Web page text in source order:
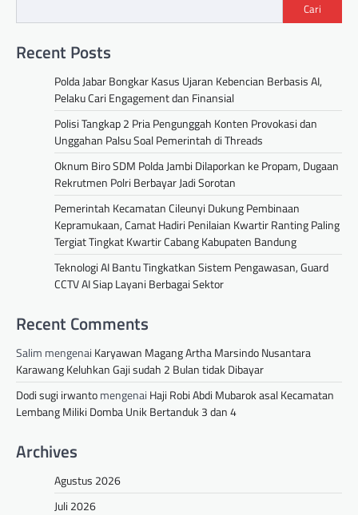
Cari
Recent Posts
Polda Jabar Bongkar Kasus Ujaran Kebencian Berbasis AI,
Pelaku Cari Engagement dan Finansial
Polisi Tangkap 2 Pria Pengunggah Konten Provokasi dan
Unggahan Palsu Soal Pemerintah di Threads
Oknum Biro SDM Polda Jambi Dilaporkan ke Propam, Dugaan
Rekrutmen Polri Berbayar Jadi Sorotan
Pemerintah Kecamatan Cileunyi Dukung Pembinaan
Kepramukaan, Camat Hadiri Penilaian Kwartir Ranting Paling
Tergiat Tingkat Kwartir Cabang Kabupaten Bandung
Teknologi AI Bantu Tingkatkan Sistem Pengawasan, Guard
CCTV AI Siap Layani Berbagai Sektor
Recent Comments
Salim mengenai Karyawan Magang Artha Marsindo Nusantara
Karawang Keluhkan Gaji sudah 2 Bulan tidak Dibayar
Dodi sugi irwantomengenai Haji Robi Abdi Mubarok asal Kecamatan
Lembang Miliki Domba Unik Bertanduk 3 dan 4
Archives
Agustus 2026
Juli 2026